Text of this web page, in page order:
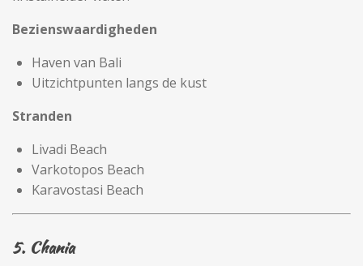
Bezienswaardigheden
Haven van Bali
Uitzichtpunten langs de kust
Stranden
Livadi Beach
Varkotopos Beach
Karavostasi Beach
5. Chania